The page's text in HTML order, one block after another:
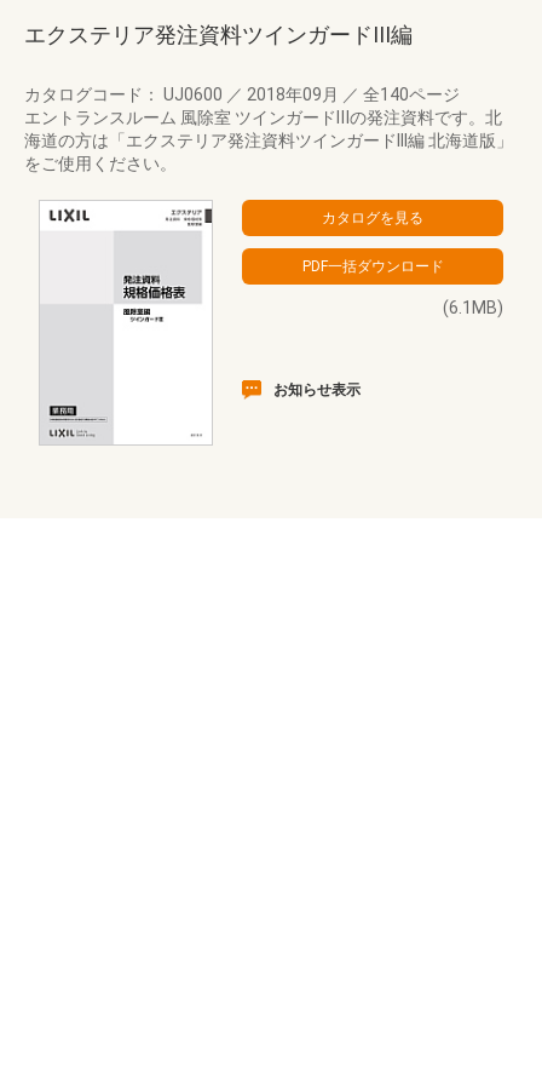
エクステリア発注資料ツインガードIII編
カタログコード： UJ0600 ／ 2018年09月 ／ 全140ページ
エントランスルーム 風除室 ツインガードⅢの発注資料です。北
海道の方は「エクステリア発注資料ツインガードIII編 北海道版」
をご使用ください。
(6.1MB)
お知らせ表示